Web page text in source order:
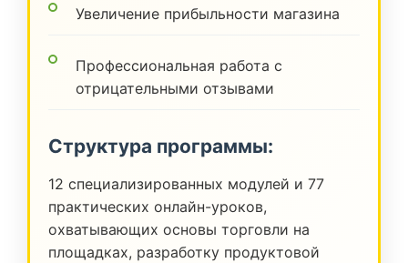
Увеличение прибыльности магазина
Профессиональная работа с
отрицательными отзывами
Структура программы:
12 специализированных модулей и 77
практических онлайн-уроков,
охватывающих основы торговли на
площадках, разработку продуктовой